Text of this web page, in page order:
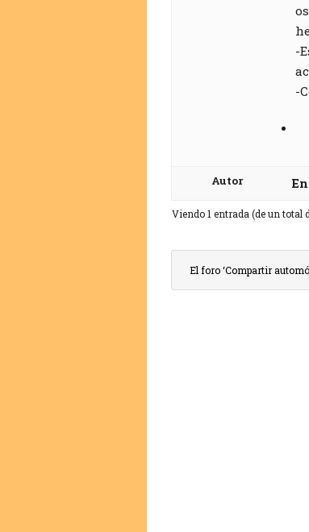
-
-
Autor
Viendo 1 entrada (de un total
El foro ‘Compartir